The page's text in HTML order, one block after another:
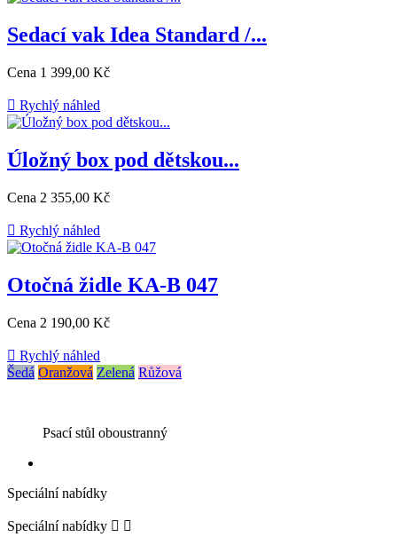
Sedací vak Idea Standard /...
Cena 1 399,00 Kč
 Rychlý náhled
Úložný box pod dětskou...
Cena 2 355,00 Kč
 Rychlý náhled
Otočná židle KA-B 047
Cena 2 190,00 Kč
 Rychlý náhled
Šedá Oranžová Zelená Růžová
Psací stůl oboustranný
Speciální nabídky
Speciální nabídky  